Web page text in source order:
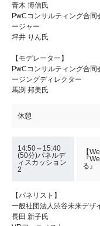
青木 博信氏
PwCコンサルティング合
ージャー
坪井 りん氏
【モデレーター】
PwCコンサルティング合
ージングディレクター
馬渕 邦美氏
休憩
14:50～15:40
(50分)パネルデ
ィスカッション
2
【
『
る』
【パネリスト】
一般社団法人渋谷未来デザ
長田 新子氏